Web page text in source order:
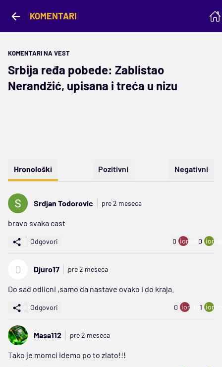
KOMENTARI
KOMENTARI NA VEST
Srbija ređa pobede: Zablistao
Nerandžić, upisana i treća u nizu
Hronološki Pozitivni Negativni
Srdjan Todorovic pre 2 meseca
bravo svaka cast
Odgovori 0 ion:minus
0
D Djuro17 pre 2 meseca
Do sad odlicni ,samo da nastave ovako i do kraja.
Odgovori 0 ion:minus
1
Masa112 pre 2 meseca
Tako je momci idemo po to zlato!!!